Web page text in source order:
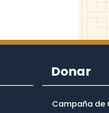
Donar
Campaña de